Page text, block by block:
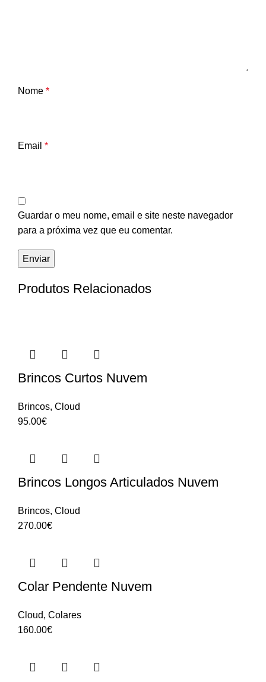
Nome *
Email *
Guardar o meu nome, email e site neste navegador
para a próxima vez que eu comentar.
Produtos Relacionados
Brincos Curtos Nuvem
Brincos, Cloud
95.00€
Brincos Longos Articulados Nuvem
Brincos, Cloud
270.00€
Colar Pendente Nuvem
Cloud, Colares
160.00€